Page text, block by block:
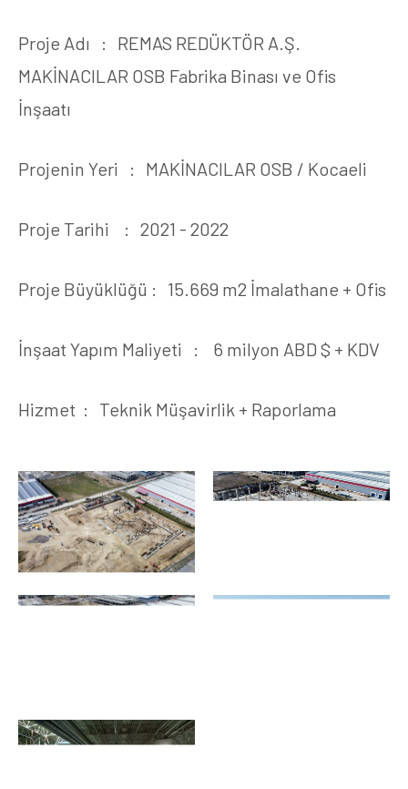
Proje Adı : REMAS REDÜKTÖR A.Ş.
MAKİNACILAR OSB Fabrika Binası ve Ofis
İnşaatı
Projenin Yeri : MAKİNACILAR OSB / Kocaeli
Proje Tarihi : 2021 - 2022
Proje Büyüklüğü : 15.669 m2 İmalathane + Ofis
İnşaat Yapım Maliyeti : 6 milyon ABD $ + KDV
Hizmet : Teknik Müşavirlik + Raporlama